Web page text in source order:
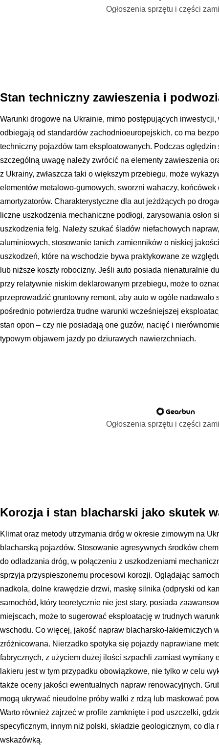
Ogłoszenia sprzętu i części
Stan techniczny zawieszenia i
Warunki drogowe na Ukrainie, mimo postępujących
odbiegają od standardów zachodnioeuropejskich, co ma
techniczny pojazdów tam eksploatowanych. Podczas
szczególną uwagę należy zwrócić na elementy zawieszenia
z Ukrainy, zwłaszcza taki o większym przebiegu, może
elementów metalowo-gumowych, sworzni wahaczy,
amortyzatorów. Charakterystyczne dla aut jeżdżących po
liczne uszkodzenia mechaniczne podłogi, zarysowania osłon
uszkodzenia felg. Należy szukać śladów niefachowych
aluminiowych, stosowanie tanich zamienników o niskiej
uszkodzeń, które na wschodzie bywa praktykowane ze
lub niższe koszty robocizny. Jeśli auto posiada nienaturalnie
przy relatywnie niskim deklarowanym przebiegu, może to
przeprowadzić gruntowny remont, aby auto w ogóle
pośrednio potwierdza trudne warunki wcześniejszej
stan opon – czy nie posiadają one guzów, nacięć i
typowym objawem jazdy po dziurawych nawierzchniach.
Ogłoszenia sprzętu i części
Korozja i stan blacharski jako skutek
Klimat oraz metody utrzymania dróg w okresie zimowym na
blacharską pojazdów. Stosowanie agresywnych środków
do odladzania dróg, w połączeniu z uszkodzeniami
sprzyja przyspieszonemu procesowi korozji. Oglądając
nadkola, dolne krawędzie drzwi, maskę silnika (odpryski od
samochód, który teoretycznie nie jest stary, posiada
miejscach, może to sugerować eksploatację w trudnych
wschodu. Co więcej, jakość napraw blacharsko-lakierniczych
zróżnicowana. Nierzadko spotyka się pojazdy naprawiane
fabrycznych, z użyciem dużej ilości szpachli zamiast wymiany
lakieru jest w tym przypadku obowiązkowe, nie tylko w celu
także oceny jakości ewentualnych napraw renowacyjnych.
mogą ukrywać nieudolne próby walki z rdzą lub maskować
Warto również zajrzeć w profile zamknięte i pod uszczelki,
specyficznym, innym niż polski, składzie geologicznym, co
wskazówką.